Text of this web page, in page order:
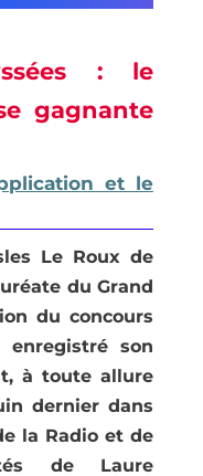
:
le
gagnante
et le
Le Roux de
du Grand
du concours
enregistré son
à toute allure
dernier dans
la Radio et de
de Laure